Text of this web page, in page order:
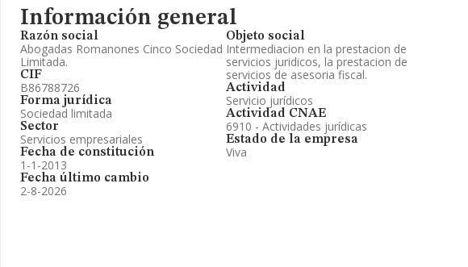
Información general
Razón social
Abogadas Romanones Cinco Sociedad
Limitada.
CIF
B86788726
Forma jurídica
Sociedad limitada
Sector
Servicios empresariales
Fecha de constitución
1-1-2013
Fecha último cambio
2-8-2026
Objeto social
Intermediacion en la prestacion de
servicios juridicos, la prestacion de
servicios de asesoria fiscal.
Actividad
Servicio jurídicos
Actividad CNAE
6910 - Actividades jurídicas
Estado de la empresa
Viva